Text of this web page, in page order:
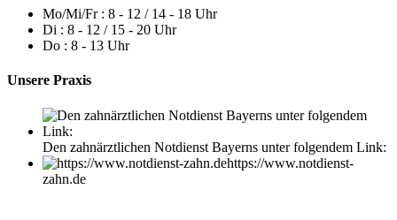
Mo/Mi/Fr : 8 - 12 / 14 - 18 Uhr
Di : 8 - 12 / 15 - 20 Uhr
Do : 8 - 13 Uhr
Unsere Praxis
Den zahnärztlichen Notdienst Bayerns unter folgendem Link:
https://www.notdienst-
zahn.de